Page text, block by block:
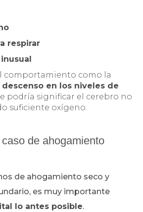
respirar
comportamiento como la
descenso en los niveles de
podría significar el cerebro no
suficiente oxígeno.
de ahogamiento
de ahogamiento seco y
es muy importante
lo antes posible.